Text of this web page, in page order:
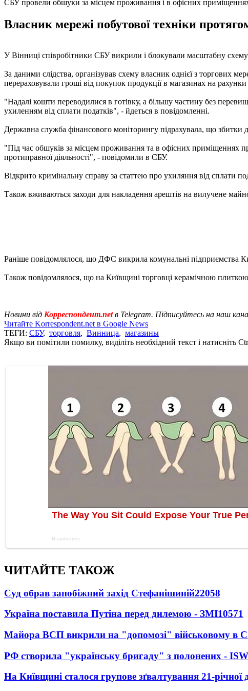
СБУ провели обшуки за місцем проживання і в офісних
Власник мережі побутової техніки
У Вінниці співробітники СБУ викрили і блокували масштабну
За даними слідства, організував схему власник однієї з торгових
перераховували гроші від покупок продукції в магазинах на
"Надалі кошти переводилися в готівку, а більшу частину без
ухиленням від сплати податків", - йдеться в повідомленні.
Державна служба фінансового моніторингу підрахувала, що збитки
"Під час обшуків за місцем проживання та в офісних приміщеннях
протиправної діяльності", - повідомили в СБУ.
Відкрито кримінальну справу за статтею про ухиляння від сплати
Також вживаються заходи для накладення арештів на вилучене
Раніше повідомлялося, що ДФС викрила комунальні підприємства
Також повідомлялося, що на Київщині торговці керамічною плиткою
Новини від Корреспондент.netв Telegram. Підписуйтесь на наш
Читайте Korrespondent.net в Google News
ТЕГИ: СБУ, торговля, Винница, магазины
Якщо ви помітили помилку, виділіть необхідний текст і натисніть
ЧИТАЙТЕ ТАКОЖ
Суд обрав запобіжний захід Стефанішиній22058
Україна поставила Путіна перед дилемою - ЗМІ10571
Майора ВСП викрили на "допомозі" військовому в
РФ створила "українську бригаду" з полонених - ISW
На Київщині сталося групове зґвалтування 21-річної